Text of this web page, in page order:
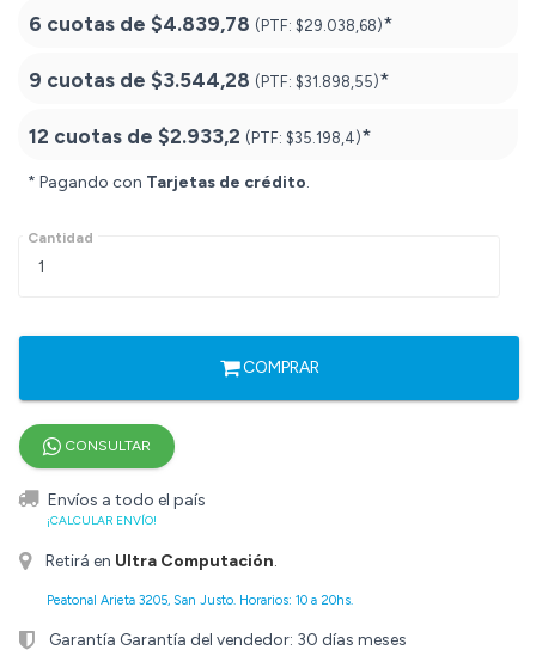
6 cuotas de $4.839,78 (PTF: $29.038,68)*
9 cuotas de $3.544,28 (PTF: $31.898,55)*
12 cuotas de $2.933,2 (PTF: $35.198,4)*
* Pagando con Tarjetas de crédito.
Cantidad
COMPRAR
CONSULTAR
Envíos a todo el país
¡CALCULAR ENVÍO!
Retirá en Ultra Computación.
Peatonal Arieta 3205, San Justo. Horarios: 10 a 20hs.
Garantía Garantía del vendedor: 30 días meses